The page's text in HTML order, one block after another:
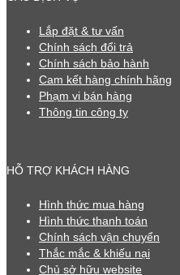
Lắp đặt & tư vấn
Chính sách đổi trả
Chính sách bảo hành
Cam kết hàng chính hãng
Phạm vi bán hàng
Thông tin công ty
HỖ TRỢ KHÁCH HÀNG
Hình thức mua hàng
Hình thức thanh toán
Chính sách vận chuyển
Thắc mắc & khiếu nại
Chủ sở hữu website